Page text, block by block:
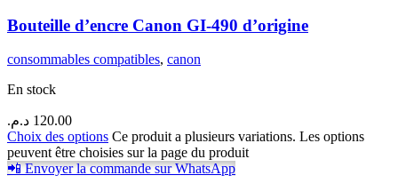
Bouteille d’encre Canon GI-490 d’origine
consommables compatibles, canon
En stock
120.00 د.م.
Choix des options Ce produit a plusieurs variations. Les options
peuvent être choisies sur la page du produit
📲 Envoyer la commande sur WhatsApp